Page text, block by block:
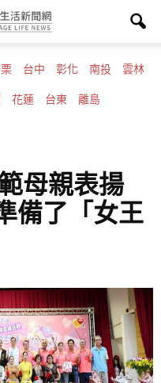
台中 彰化 南投 雲林
花蓮 台東 離島
母親表揚
備了「女王